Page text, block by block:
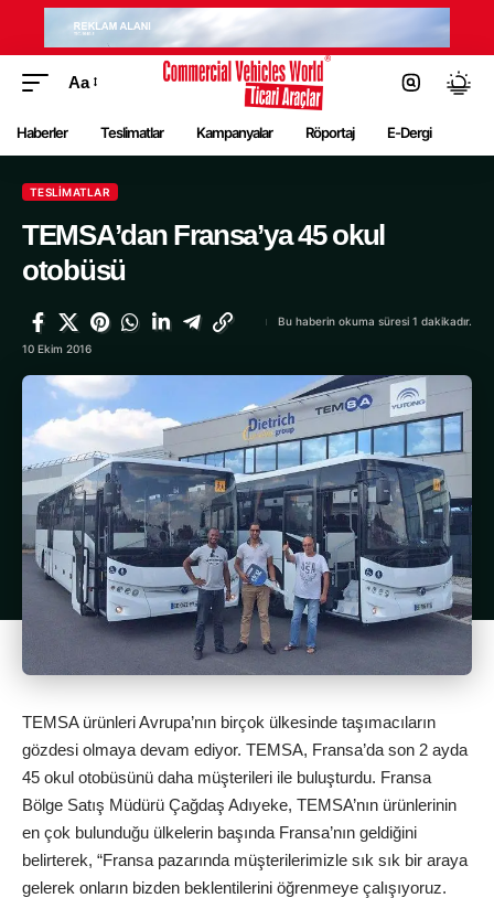
Aa
Haberler Teslimatlar Kampanyalar Röportaj E-Dergi
TESLIMATLAR
TEMSA’dan Fransa’ya 45 okul
otobüsü
10 Ekim 2016
Bu haberin okuma süresi 1 dakikadır.
TEMSA ürünleri Avrupa’nın birçok ülkesinde taşımacıların
gözdesi olmaya devam ediyor. TEMSA, Fransa’da son 2 ayda
45 okul otobüsünü daha müşterileri ile buluşturdu. Fransa
Bölge Satış Müdürü Çağdaş Adıyeke, TEMSA’nın ürünlerinin
en çok bulunduğu ülkelerin başında Fransa’nın geldiğini
belirterek, “Fransa pazarında müşterilerimizle sık sık bir araya
gelerek onların bizden beklentilerini öğrenmeye çalışıyoruz.